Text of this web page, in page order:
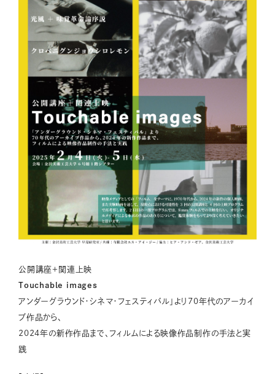
公開講座＋関連上映
Touchable images
アンダーグラウンド・シネマ・フェスティバル」より70年代のアーカイ
ブ作品から、
2024年の新作作品まで、フィルムによる映像作品制作の手法と実
践